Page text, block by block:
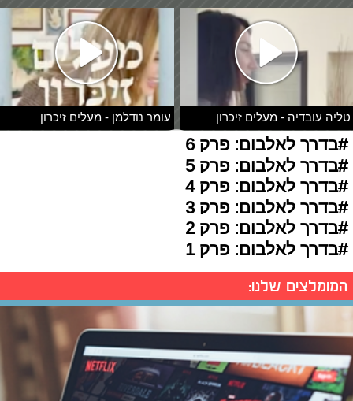
טליה עובדיה - מעלים זיכרון עומר נודלמן - מעלים זיכרון
#בדרך לאלבום: פרק 6
#בדרך לאלבום: פרק 5
#בדרך לאלבום: פרק 4
#בדרך לאלבום: פרק 3
#בדרך לאלבום: פרק 2
#בדרך לאלבום: פרק 1
המומלצים שלנו: